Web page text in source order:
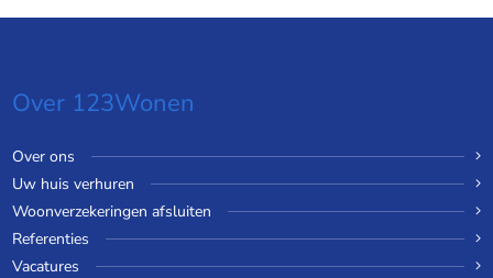
Over 123Wonen
Over ons
Uw huis verhuren
Woonverzekeringen afsluiten
Referenties
Vacatures